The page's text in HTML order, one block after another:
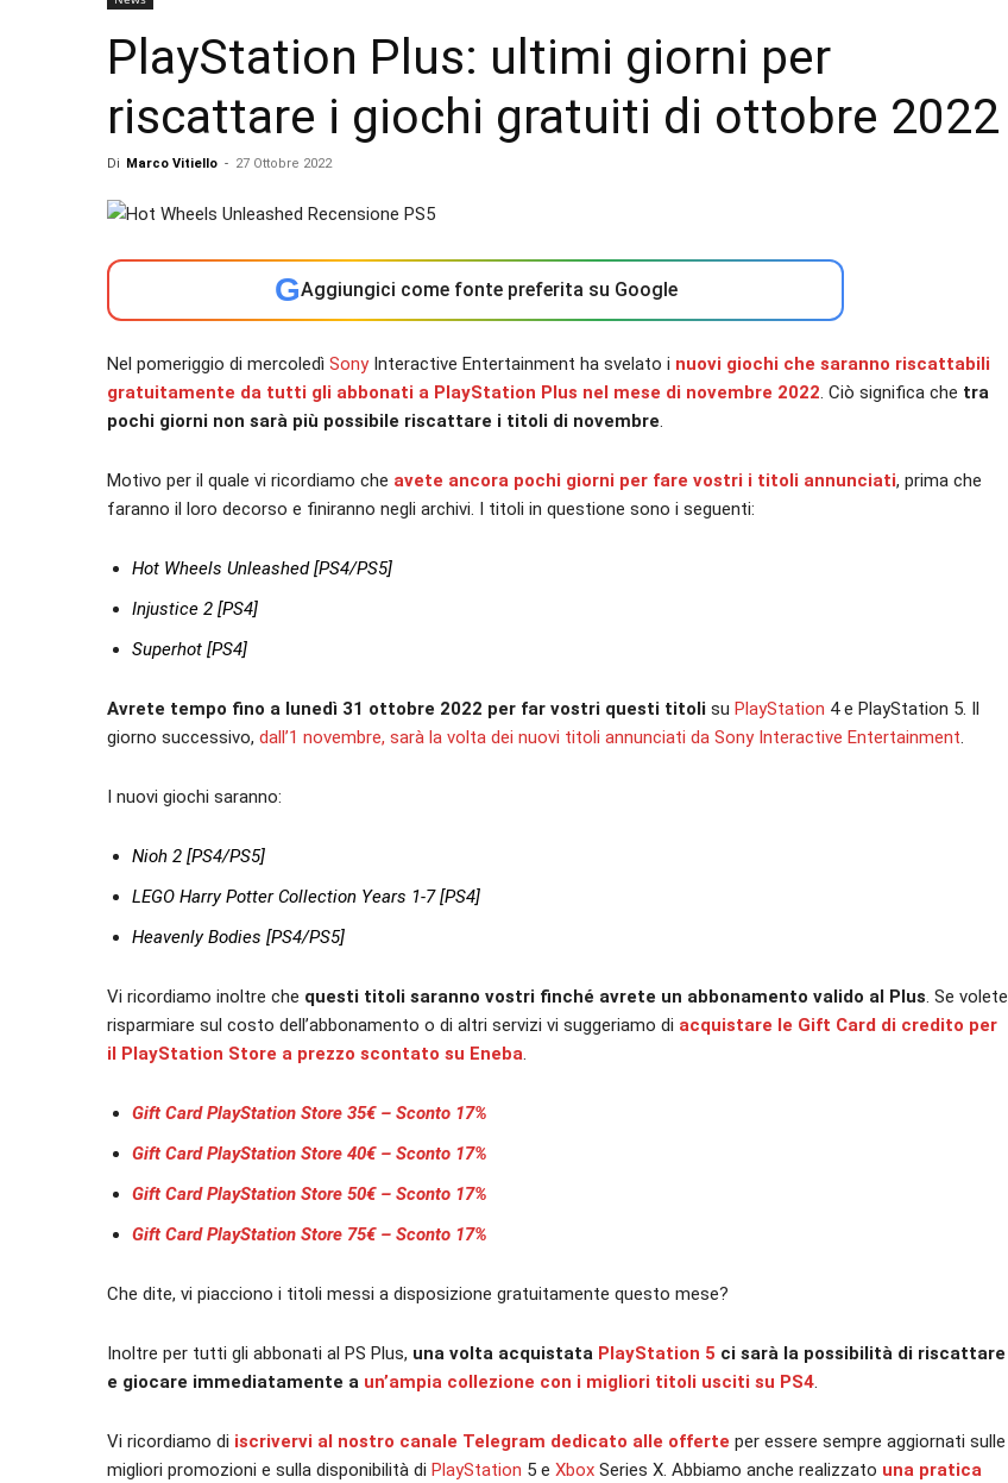
PlayStation Plus: ultimi giorni per
riscattare i giochi gratuiti di ottobre 2022
Di Marco Vitiello - 27 Ottobre 2022
GAggiungici come fonte preferita su Google
Nel pomeriggio di mercoledì SonyInteractive Entertainment ha svelato i nuovi giochi che saranno riscattabili
gratuitamente da tutti gli abbonati a PlayStation Plus nel mese di novembre 2022. Ciò significa che tra
pochi giorni non sarà più possibile riscattare i titoli di novembre.
Motivo per il quale vi ricordiamo che avete ancora pochi giorni per fare vostri i titoli annunciati, prima che
faranno il loro decorso e finiranno negli archivi. I titoli in questione sono i seguenti:
Hot Wheels Unleashed [PS4/PS5]
Injustice 2 [PS4]
Superhot [PS4]
Avrete tempo fino a lunedì 31 ottobre 2022 per far vostri questi titoli su PlayStation 4 e PlayStation 5. Il
giorno successivo, dall’1 novembre, sarà la volta dei nuovi titoli annunciati da Sony Interactive Entertainment.
I nuovi giochi saranno:
Nioh 2 [PS4/PS5]
LEGO Harry Potter Collection Years 1-7 [PS4]
Heavenly Bodies [PS4/PS5]
Vi ricordiamo inoltre che questi titoli saranno vostri finché avrete un abbonamento valido al Plus. Se volete
risparmiare sul costo dell’abbonamento o di altri servizi vi suggeriamo di acquistare le Gift Card di credito per
il PlayStation Store a prezzo scontato su Eneba.
Gift Card PlayStation Store 35€ – Sconto 17%
Gift Card PlayStation Store 40€ – Sconto 17%
Gift Card PlayStation Store 50€ – Sconto 17%
Gift Card PlayStation Store 75€ – Sconto 17%
Che dite, vi piacciono i titoli messi a disposizione gratuitamente questo mese?
Inoltre per tutti gli abbonati al PS Plus, una volta acquistata PlayStation 5 ci sarà la possibilità di riscattare
e giocare immediatamente a un’ampia collezione con i migliori titoli usciti su PS4.
Vi ricordiamo di iscrivervi al nostro canale Telegram dedicato alle offerte per essere sempre aggiornati sulle
migliori promozioni e sulla disponibilità di PlayStation 5 e Xbox Series X. Abbiamo anche realizzato una pratica